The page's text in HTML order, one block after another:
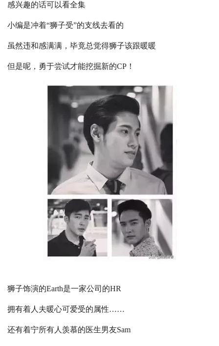
感兴趣的话可以看全集
小编是冲着“狮子受”的支线去看的
虽然违和感满满，毕竟总觉得狮子该跟暖暖
但是呢，勇于尝试才能挖掘新的CP！
狮子饰演的Earth是一家公司的HR
拥有着人夫暖心可爱受的属性……
还有着宁所有人羡慕的医生男友Sam